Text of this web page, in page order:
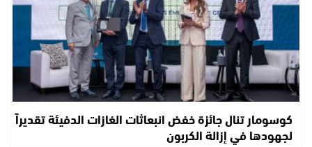
كوسومار تنال جائزة خفض انبعاثات الغازات الدفيئة تقديراً
لجهودها في إزالة الكربون